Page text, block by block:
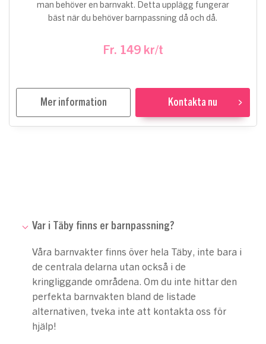
man behöver en barnvakt. Detta upplägg fungerar
bäst när du behöver barnpassning då och då.
Fr. 149 kr/t
Kontakta nu
Mer information
Var i Täby finns er barnpassning?
Våra barnvakter finns över hela Täby, inte bara i
de centrala delarna utan också i de
kringliggande områdena. Om du inte hittar den
perfekta barnvakten bland de listade
alternativen, tveka inte att kontakta oss för
hjälp!